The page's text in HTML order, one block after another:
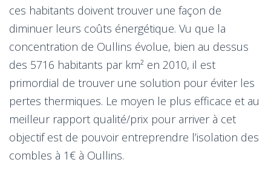
ces habitants doivent trouver une façon de
diminuer leurs coûts énergétique. Vu que la
concentration de Oullins évolue, bien au dessus
des 5716 habitants par km² en 2010, il est
primordial de trouver une solution pour éviter les
pertes thermiques. Le moyen le plus efficace et au
meilleur rapport qualité/prix pour arriver à cet
objectif est de pouvoir entreprendre l’isolation des
combles à 1€ à Oullins.